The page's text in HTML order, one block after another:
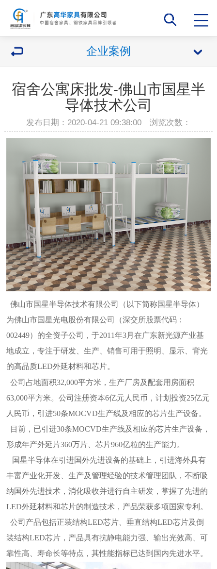
企业案例
宿舍公寓床批发-佛山市国星半
导体技术公司
发布日期：2020-04-21 09:38:00 浏览次数：
佛山市国星半导体技术有限公司（以下简称国星半导体）
为佛山市国星光电股份有限公司（深交所股票代码：
002449）的全资子公司，于2011年3月在广东新光源产业基
地成立，专注于研发、生产、销售可用于照明、显示、背光
的高品质LED外延材料和芯片。
公司占地面积32,000平方米，生产厂房及配套用房面积
63,000平方米。公司注册资本6亿元人民币，计划投资25亿元
人民币，引进50条MOCVD生产线及相应的芯片生产设备。
目前，已引进30条MOCVD生产线及相应的芯片生产设备，
形成年产外延片360万片、芯片960亿粒的生产能力。
国星半导体在引进国外先进设备的基础上，引进海外具有
丰富产业化开发、生产及管理经验的技术管理团队，不断吸
纳国外先进技术，消化吸收并进行自主研发，掌握了先进的
LED外延材料和芯片的制造技术，产品荣获多项国家专利。
公司产品包括正装结构LED芯片、垂直结构LED芯片及倒
装结构LED芯片，产品具有抗静电能力强、输出光效高、可
靠性高、寿命长等特点，其性能指标已达到国内先进水平。